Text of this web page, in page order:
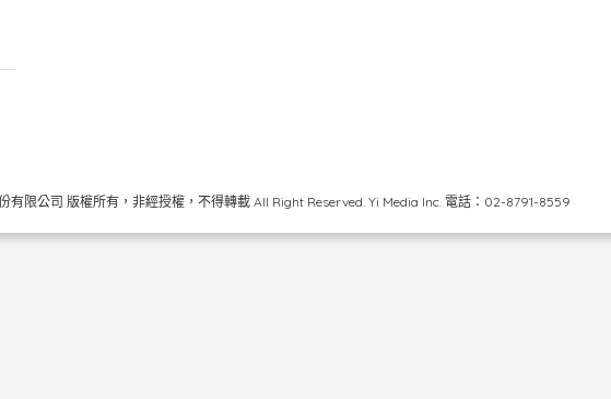
有限公司 版權所有，非經授權，不得轉載 All Right Reserved. Yi Media Inc. 電話：02-8791-8559